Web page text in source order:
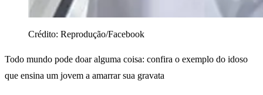
Crédito: Reprodução/Facebook
Todo mundo pode doar alguma coisa: confira o exemplo do idoso
que ensina um jovem a amarrar sua gravata